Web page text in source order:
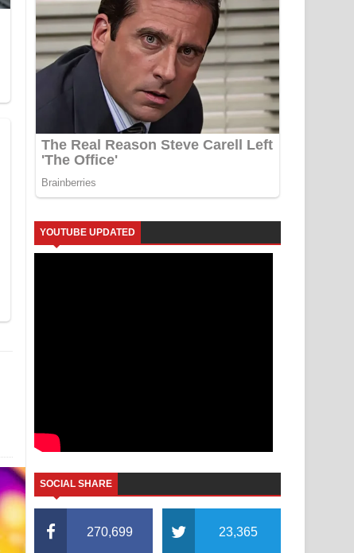
YOUTUBE UPDATED
SOCIAL SHARE
270,699 23,365